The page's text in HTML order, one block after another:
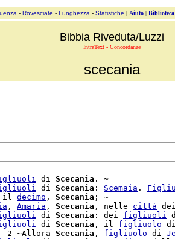
- Rovesciate - Lunghezza - Statistiche | Aiuto |
Bibbia Riveduta/Luzzi
IntraText - Concordanze
scecania
di Scecania . ~
di Scecania : Scemaia .
il decimo , Scecania ; ~
, Amaria , Scecania , nelle città
di Scecania : dei figliuoli
di Scecania , il figliuolo
2 ~Allora
Scecania , figliuolo di